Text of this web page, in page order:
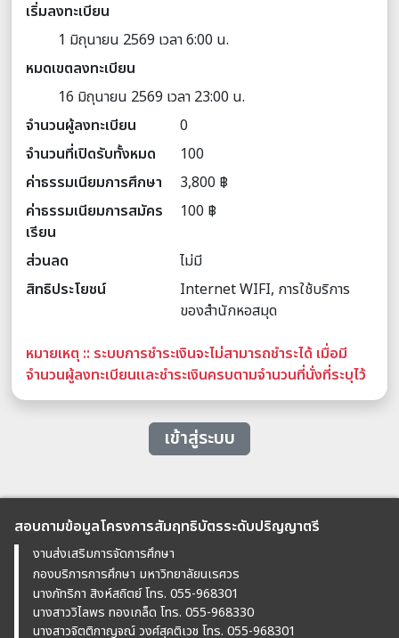
เริ่มลงทะเบียน
1 มิถุนายน 2569 เวลา 6:00 น.
หมดเขตลงทะเบียน
16 มิถุนายน 2569 เวลา 23:00 น.
จำนวนผู้ลงทะเบียน
0
จำนวนที่เปิดรับทั้งหมด
100
ค่าธรรมเนียมการศึกษา
3,800 ฿
ค่าธรรมเนียมการสมัคร
เรียน
100 ฿
ส่วนลด
ไม่มี
สิทธิประโยชน์
Internet WIFI, การใช้บริการ
ของสำนักหอสมุด
หมายเหตุ :: ระบบการชำระเงินจะไม่สามารถชำระได้ เมื่อมี
จำนวนผู้ลงทะเบียนและชำระเงินครบตามจำนวนที่นั่งที่ระบุไว้
เข้าสู่ระบบ
สอบถามข้อมูลโครงการสัมฤทธิบัตรระดับปริญญาตรี
งานส่งเสริมการจัดการศึกษา
กองบริการการศึกษา มหาวิทยาลัยนเรศวร
นางภัทริกา สิงห์สถิตย์ โทร. 055-968301
นางสาววิไลพร ทองเกล็ด โทร. 055-968330
นางสาวจิตติกาญจณ์ วงศ์สุคติเวช โทร. 055-968301